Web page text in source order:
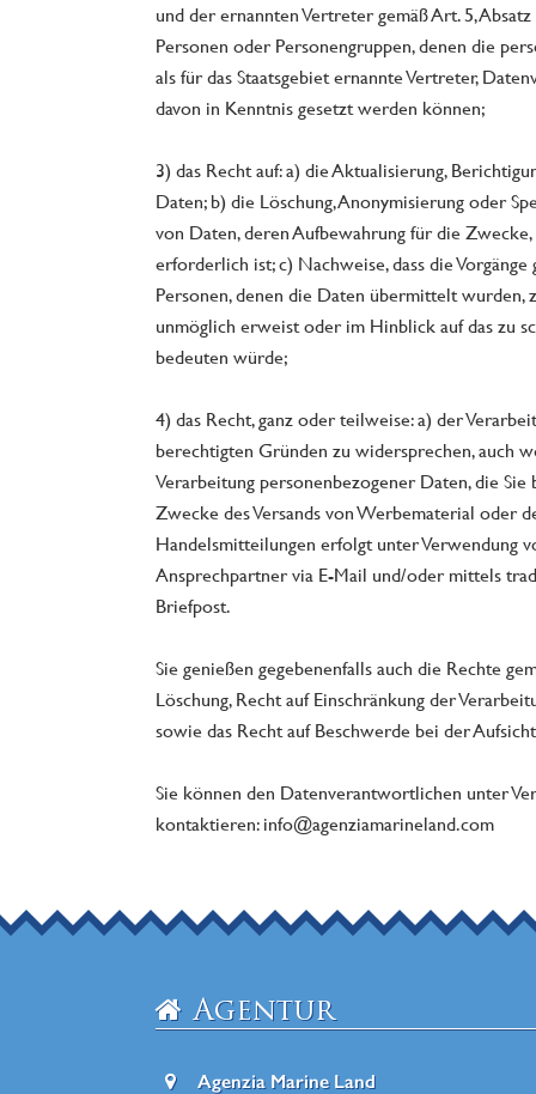
und der ernannten Vertreter gemäß Art. 5,
Personen oder Personengruppen, denen die
als für das Staatsgebiet ernannte Vertreter,
davon in Kenntnis gesetzt werden können;
3) das Recht auf: a) die Aktualisierung,
Daten; b) die Löschung, Anonymisierung oder
von Daten, deren Aufbewahrung für die
erforderlich ist; c) Nachweise, dass die
Personen, denen die Daten übermittelt wurden,
unmöglich erweist oder im Hinblick auf das zu
bedeuten würde;
4) das Recht, ganz oder teilweise: a) der
berechtigten Gründen zu widersprechen, auch
Verarbeitung personenbezogener Daten, die
Zwecke des Versands von Werbematerial oder
Handelsmitteilungen erfolgt unter Verwendung
Ansprechpartner via E-Mail und/oder mittels
Briefpost.
Sie genießen gegebenenfalls auch die Rechte
Löschung, Recht auf Einschränkung der
sowie das Recht auf Beschwerde bei der
​Sie können den Datenverantwortlichen unter
kontaktieren: info@agenziamarineland.com
Agentur
Agenzia Marine Land